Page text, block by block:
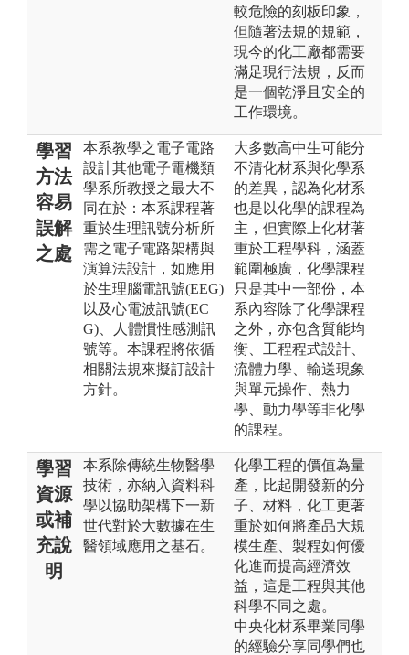
較危險的刻板印象，
但隨著法規的規範，
現今的化工廠都需要
滿足現行法規，反而
是一個乾淨且安全的
工作環境。
學習
方法
容易
誤解
之處
本系教學之電子電路
設計其他電子電機類
學系所教授之最大不
同在於：本系課程著
重於生理訊號分析所
需之電子電路架構與
演算法設計，如應用
於生理腦電訊號(EEG)
以及心電波訊號(EC
G)、人體慣性感測訊
號等。本課程將依循
相關法規來擬訂設計
方針。
大多數高中生可能分
不清化材系與化學系
的差異，認為化材系
也是以化學的課程為
主，但實際上化材著
重於工程學科，涵蓋
範圍極廣，化學課程
只是其中一部份，本
系內容除了化學課程
之外，亦包含質能均
衡、工程程式設計、
流體力學、輸送現象
與單元操作、熱力
學、動力學等非化學
的課程。
學習
資源
或補
充說
明
本系除傳統生物醫學
技術，亦納入資料科
學以協助架構下一新
世代對於大數據在生
醫領域應用之基石。
化學工程的價值為量
產，比起開發新的分
子、材料，化工更著
重於如何將產品大規
模生產、製程如何優
化進而提高經濟效
益，這是工程與其他
科學不同之處。
中央化材系畢業同學
的經驗分享同學們也